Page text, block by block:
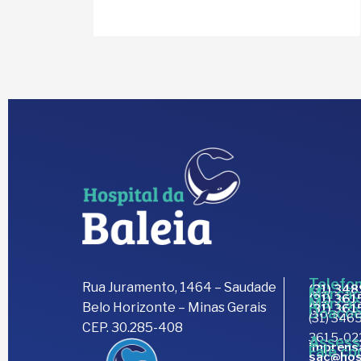
Rua Juramento, 1464 – Saudade
Belo Horizonte – Minas Gerais
CEP. 30.285-408
(31)
(31)
(31)
(31)
3615-
Fale